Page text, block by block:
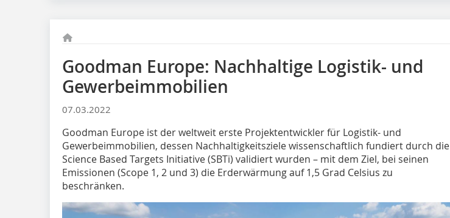
Goodman Europe: Nachhaltige Logistik- und
Gewerbeimmobilien
07.03.2022
Goodman Europe ist der weltweit erste Projektentwickler für Logistik- und
Gewerbeimmobilien, dessen Nachhaltigkeitsziele wissenschaftlich fundiert durch die
Science Based Targets Initiative (SBTi) validiert wurden – mit dem Ziel, bei seinen
Emissionen (Scope 1, 2 und 3) die Erderwärmung auf 1,5 Grad Celsius zu
beschränken.